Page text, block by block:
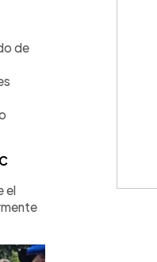
de
el